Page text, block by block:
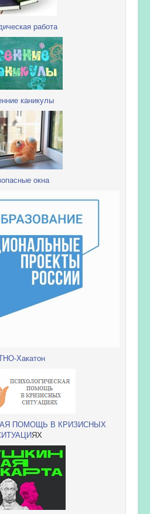
работа
каникулы
окна
Хакатон
ПОМОЩЬ В КРИЗИСНЫХ
ЯХ